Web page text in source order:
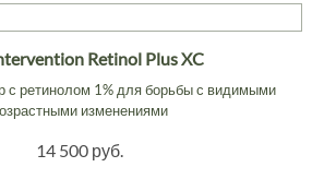
Retinol Plus XC
с ретинолом 1% для борьбы с видимыми
изменениями
14 500 руб.